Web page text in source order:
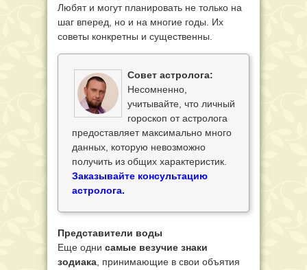
Любят и могут планировать не только на
шаг вперед, но и на многие годы. Их
советы конкретны и существенны.
Совет астролога:
Несомненно,
учитывайте, что личный
гороскоп от астролога
предоставляет максимально много
данных, которую невозможно
получить из общих характеристик.
Заказывайте консультацию
астролога.
Представители воды
Еще одни самые везучие знаки
зодиака, принимающие в свои объятия